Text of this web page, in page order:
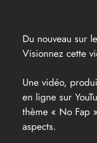
Du nouveau sur
Visionnez cette
Une vidéo,
en ligne sur
thème « No Fap
aspects.